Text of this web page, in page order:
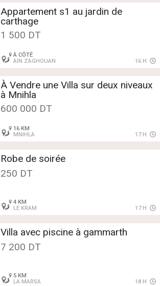
Appartement s1 au jardin de
carthage
1 500 DT
À CÔTÉ
AIN ZAGHOUAN
16 H
À Vendre une Villa sur deux niveaux
à Mnihla
600 000 DT
16 KM
MNIHLA
17 H
Robe de soirée
250 DT
4 KM
LE KRAM
17 H
Villa avec piscine à gammarth
7 200 DT
5 KM
LA MARSA
18 H